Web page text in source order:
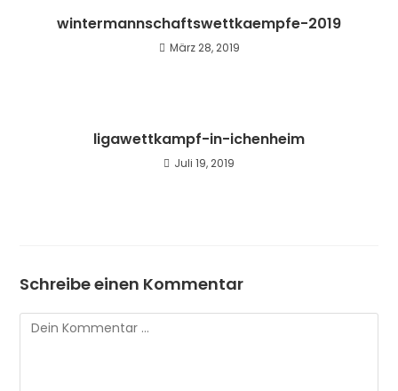
wintermannschaftswettkaempfe-2019
März 28, 2019
ligawettkampf-in-ichenheim
Juli 19, 2019
Schreibe einen Kommentar
Kommentar